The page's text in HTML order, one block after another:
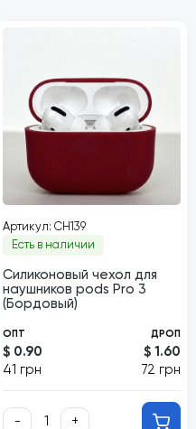
Артикул: CH139
Есть в наличии
Силиконовый чехол для
наушников pods Pro 3
(Бордовый)
ОПТ
$ 0.90
41 грн
ДРОП
$ 1.60
72 грн
- +